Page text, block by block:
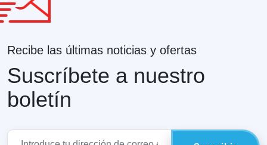
Recibe las últimas noticias y ofertas
Suscríbete a nuestro
boletín